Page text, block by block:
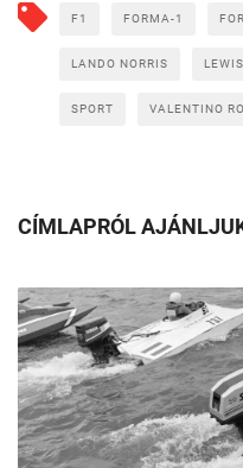
F1 FORMA-1
LANDO NORRIS
SPORT VALENTINO
CÍMLAPRÓL